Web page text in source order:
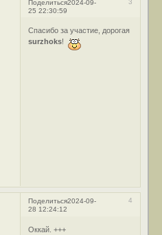
Поделиться 3
2024-09-
25 22:30:59
Спасибо за участие, дорогая
surzhoks!
Поделиться 4
2024-09-
28 12:24:12
Оккай. +++